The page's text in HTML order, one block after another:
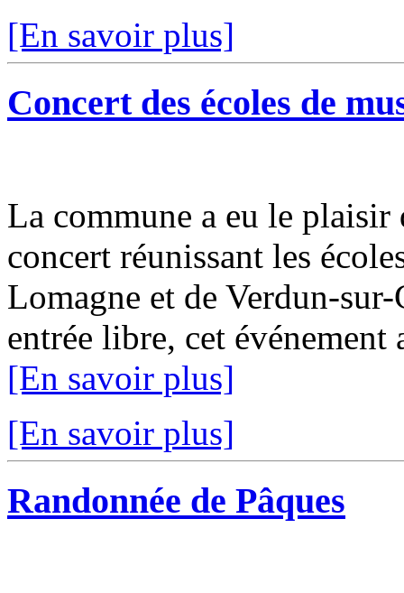
[En savoir plus]
Concert des écoles de
La commune a eu le
concert réunissant les
Lomagne et de Verdun-
entrée libre, cet événement
[En savoir plus]
[En savoir plus]
Randonnée de Pâques